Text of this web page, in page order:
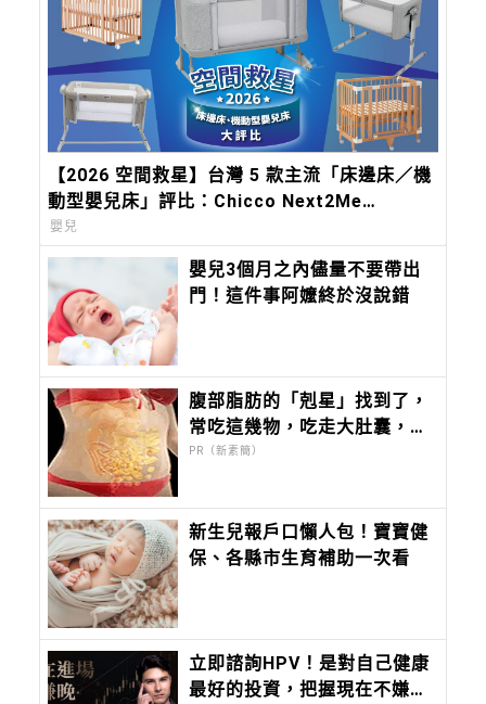
【2026 空間救星】台灣 5 款主流「床邊床／機
動型嬰兒床」評比：Chicco Next2Me
Forever，都會育兒的終極解方
嬰兒
嬰兒3個月之內儘量不要帶出
門！這件事阿嬤終於沒說錯
腹部脂肪的「剋星」找到了，
常吃這幾物，吃走大肚囊，瘦
出小蠻腰
PR（新素簡）
新生兒報戶口懶人包！寶寶健
保、各縣市生育補助一次看
立即諮詢HPV！是對自己健康
最好的投資，把握現在不嫌